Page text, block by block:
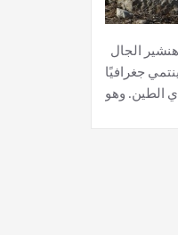
جغرافيًا